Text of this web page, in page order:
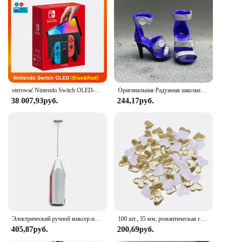
them to customers, the FosPower Banana Plugs are a
reliable and cost-effective solution.
sterować Nintendo Switch OLED-модель, белый набор, 7-дюймовый цветной экран, ручка Joy Con, улучшенная аудиорегулируема консоль, стабильный режим телевизора
38 007,93руб.
Оригинальная Радужная школьная кукла, можно выбрать обувь, каблук, сапоги, игрушки для девочек «сделай сам»
244,17руб.
Электрический ручной миксер из нержавеющей стали, Легкий Блендер для выпечки и приготовления пищи
405,87руб.
100 шт., 35 мм, романтическая губка, атласная ткань, лепестки в форме сердца, свадебные конфетти, настольная кровать, лепестки в форме сердца, свадебное украшение на день Святого Валентина
200,69руб.